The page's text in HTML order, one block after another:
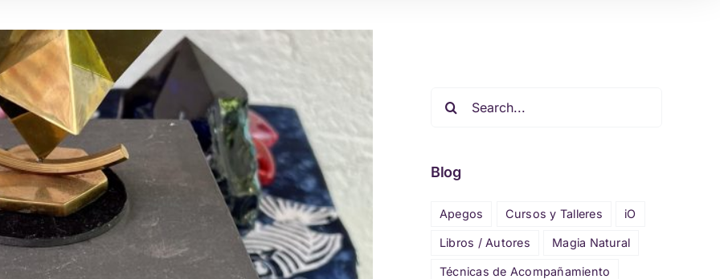
Blog
Apegos Cursos y Talleres iO
Libros / Autores Magia Natural
Técnicas de Acompañamiento